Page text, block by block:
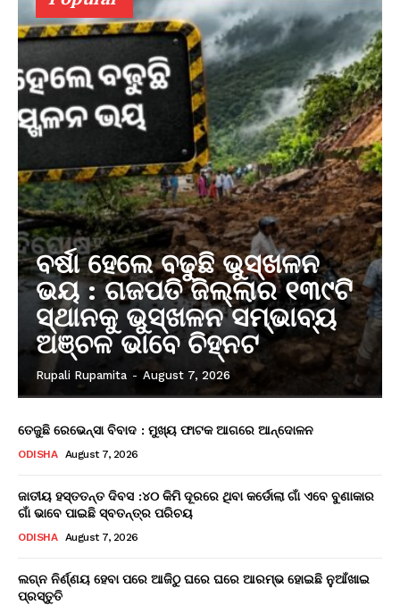
ବର୍ଷା ହେଲେ ବଢୁଛି ଭୁସ୍ଖଳନ
ଭୟ : ଗଜପତି ଜିଲ୍ଲାର ୧୩୯ଟି
ସ୍ଥାନକୁ ଭୁସ୍ଖଳନ ସମ୍ଭାବ୍ୟ
ଅଞ୍ଚଳ ଭାବେ ଚିହ୍ନଟ
Rupali Rupamita - August 7, 2026
ତେଜୁଛି ରେଭେନ୍ସା ବିବାଦ : ମୁଖ୍ୟ ଫାଟକ ଆଗରେ ଆନ୍ଦୋଳନ
ODISHA August 7, 2026
ଜାତୀୟ ହସ୍ତତନ୍ତ ଦିବସ :୪୦ କିମି ଦୂରରେ ଥିବା କର୍ଡୋଲା ଗାଁ ଏବେ ବୁଣାକାର
ଗାଁ ଭାବେ ପାଇଛି ସ୍ବତନ୍ତ୍ର ପରିଚୟ
ODISHA August 7, 2026
ଲଗ୍ନ ନିର୍ଣ୍ଣୟ ହେବା ପରେ ଆଜିଠୁ ଘରେ ଘରେ ଆରମ୍ଭ ହୋଇଛି ନୁଆଁଖାଇ
ପ୍ରସ୍ତୁତି